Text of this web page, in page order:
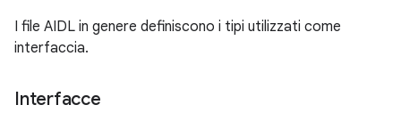
I file AIDL in genere definiscono i tipi utilizzati come
interfaccia.
Interfacce